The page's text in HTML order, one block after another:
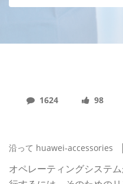
1624 98
沿って huawei-accessories
オペレーティングシステ